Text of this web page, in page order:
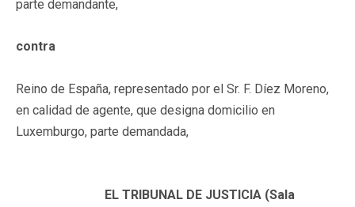
parte demandante,
contra
Reino de España, representado por el Sr. F. Díez Moreno,
en calidad de agente, que designa domicilio en
Luxemburgo, parte demandada,
EL TRIBUNAL DE JUSTICIA (Sala